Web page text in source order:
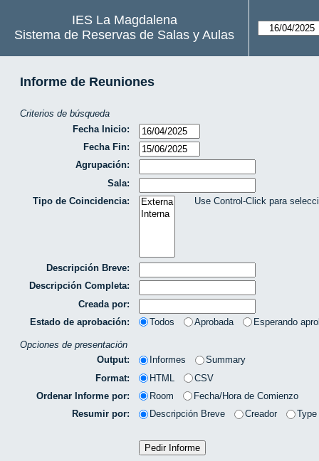
IES La Magdalena
Sistema de Reservas de Salas y Aulas
Informe de Reuniones
Criterios de búsqueda
Fecha Inicio:
Fecha Fin:
Agrupación:
Sala:
Tipo de Coincidencia:
Use Control-Click para
Descripción Breve:
Descripción Completa:
Creada por:
Estado de aprobación:
Todos Aprobada Esperando
Opciones de presentación
Output:
Informes
Summary
Format:
HTML
CSV
Ordenar Informe por:
Room
Fecha/Hora de Comienzo
Resumir por:
Descripción Breve Creador Type